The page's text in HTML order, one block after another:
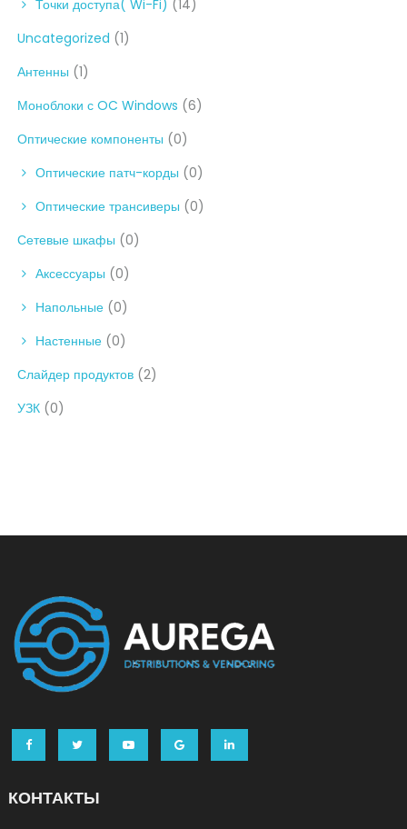
Точки доступа( Wi-Fi) (14)
Uncategorized (1)
Антенны (1)
Моноблоки с OC Windows (6)
Оптические компоненты (0)
Оптические патч-корды (0)
Оптические трансиверы (0)
Сетевые шкафы (0)
Аксессуары (0)
Напольные (0)
Настенные (0)
Слайдер продуктов (2)
УЗК (0)
КОНТАКТЫ